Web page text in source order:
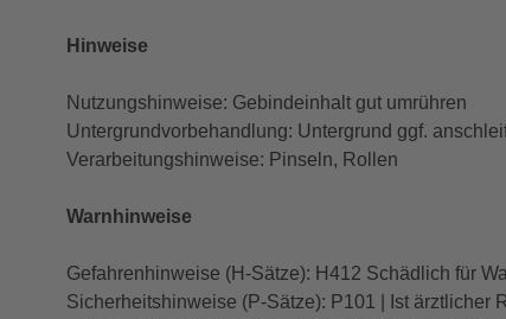
Hinweise
Nutzungshinweise: Gebindeinhalt gut umrühren
Untergrundvorbehandlung: Untergrund ggf.
Verarbeitungshinweise: Pinseln, Rollen
Warnhinweise
Gefahrenhinweise (H-Sätze): H412 Schädlich für
Sicherheitshinweise (P-Sätze): P101 | Ist ärztlicher